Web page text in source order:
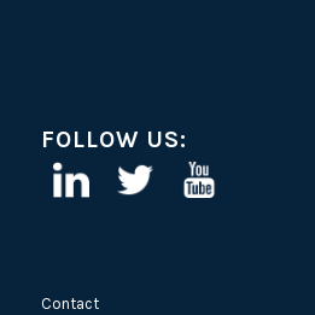
FOLLOW US:
Contact